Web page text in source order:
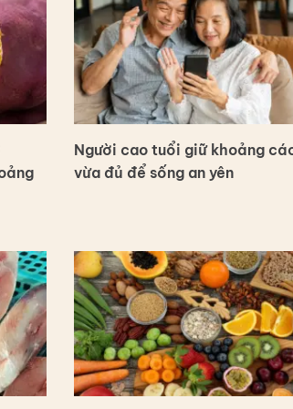
Người cao tuổi giữ khoảng
vừa đủ để sống an yên